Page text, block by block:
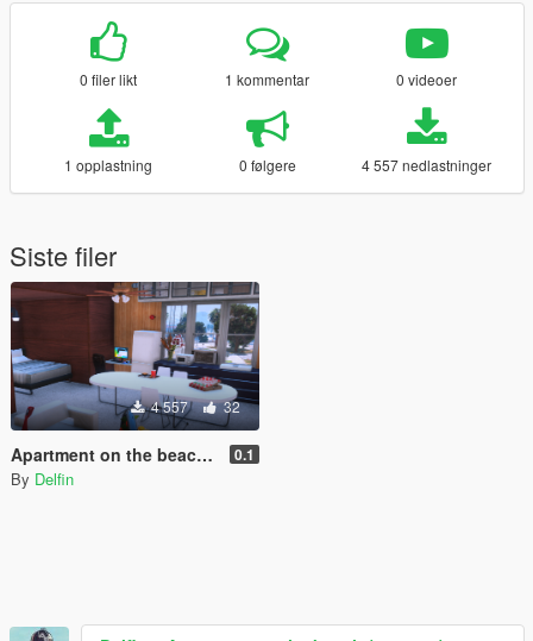
0 filer likt 1 kommentar 0 videoer
1 opplastning 0 følgere 4 557 nedlastninger
Siste filer
4 557 32
Apartment on the beach (menyoo) 0.1
By Delfin